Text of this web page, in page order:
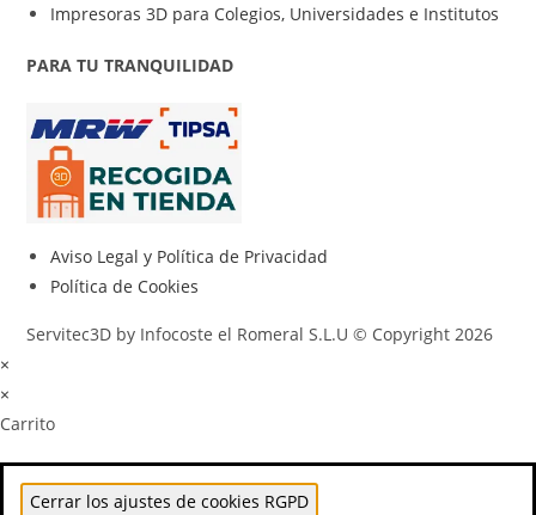
Impresoras 3D para Colegios, Universidades e Institutos
PARA TU TRANQUILIDAD
Aviso Legal y Política de Privacidad
Política de Cookies
Servitec3D by Infocoste el Romeral S.L.U © Copyright 2026
×
×
Carrito
Cerrar los ajustes de cookies RGPD